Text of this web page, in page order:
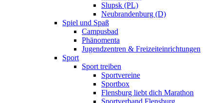
Slupsk (PL)
Neubrandenburg (D)
Spiel und Spaß
Campusbad
Phänomenta
Jugendzentren & Freizeiteinrichtungen
Sport
Sport treiben
Sportvereine
Sportbox
Flensburg liebt dich Marathon
Sportverband Flensburg